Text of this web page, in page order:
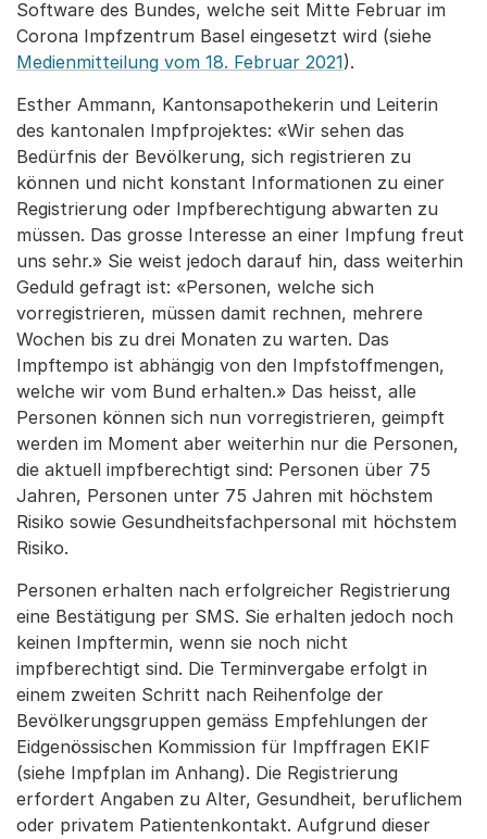
Software des Bundes, welche seit Mitte Februar im
Corona Impfzentrum Basel eingesetzt wird (siehe
Medienmitteilung vom 18. Februar 2021).
Esther Ammann, Kantonsapothekerin und Leiterin
des kantonalen Impfprojektes: «Wir sehen das
Bedürfnis der Bevölkerung, sich registrieren zu
können und nicht konstant Informationen zu einer
Registrierung oder Impfberechtigung abwarten zu
müssen. Das grosse Interesse an einer Impfung freut
uns sehr.» Sie weist jedoch darauf hin, dass weiterhin
Geduld gefragt ist: «Personen, welche sich
vorregistrieren, müssen damit rechnen, mehrere
Wochen bis zu drei Monaten zu warten. Das
Impftempo ist abhängig von den Impfstoffmengen,
welche wir vom Bund erhalten.» Das heisst, alle
Personen können sich nun vorregistrieren, geimpft
werden im Moment aber weiterhin nur die Personen,
die aktuell impfberechtigt sind: Personen über 75
Jahren, Personen unter 75 Jahren mit höchstem
Risiko sowie Gesundheitsfachpersonal mit höchstem
Risiko.
Personen erhalten nach erfolgreicher Registrierung
eine Bestätigung per SMS. Sie erhalten jedoch noch
keinen Impftermin, wenn sie noch nicht
impfberechtigt sind. Die Terminvergabe erfolgt in
einem zweiten Schritt nach Reihenfolge der
Bevölkerungsgruppen gemäss Empfehlungen der
Eidgenössischen Kommission für Impffragen EKIF
(siehe Impfplan im Anhang). Die Registrierung
erfordert Angaben zu Alter, Gesundheit, beruflichem
oder privatem Patientenkontakt. Aufgrund dieser